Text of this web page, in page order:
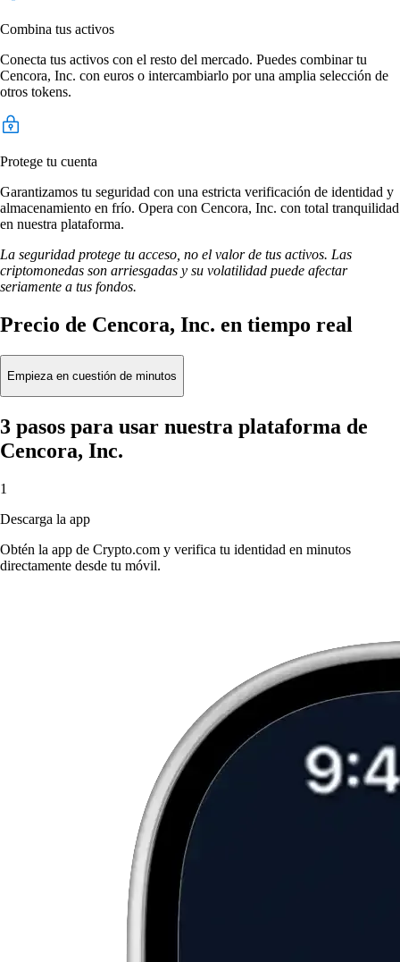
Combina tus activos
Conecta tus activos con el resto del mercado. Puedes combinar tu
Cencora, Inc. con euros o intercambiarlo por una amplia selección de
otros tokens.
Protege tu cuenta
Garantizamos tu seguridad con una estricta verificación de identidad y
almacenamiento en frío. Opera con Cencora, Inc. con total tranquilidad
en nuestra plataforma.
La seguridad protege tu acceso, no el valor de tus activos. Las
criptomonedas son arriesgadas y su volatilidad puede afectar
seriamente a tus fondos.
Precio de Cencora, Inc. en tiempo real
Empieza en cuestión de minutos
3 pasos para usar nuestra plataforma de
Cencora, Inc.
1
Descarga la app
Obtén la app de Crypto.com y verifica tu identidad en minutos
directamente desde tu móvil.